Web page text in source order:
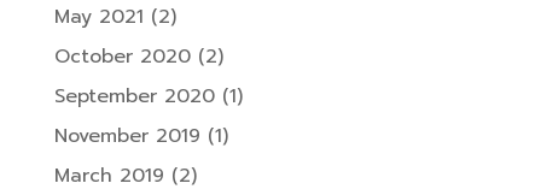
May 2021 (2)
October 2020(2)
September 2020(1)
November 2019 (1)
March 2019 (2)